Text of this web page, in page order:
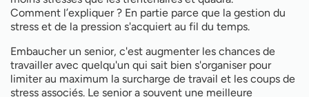
Comment l’expliquer ? En partie parce que la gestion du
stress et de la pression s'acquiert au fil du temps.
Embaucher un senior, c'est augmenter les chances de
travailler avec quelqu'un qui sait bien s'organiser pour
limiter au maximum la surcharge de travail et les coups de
stress associés. Le senior a souvent une meilleure